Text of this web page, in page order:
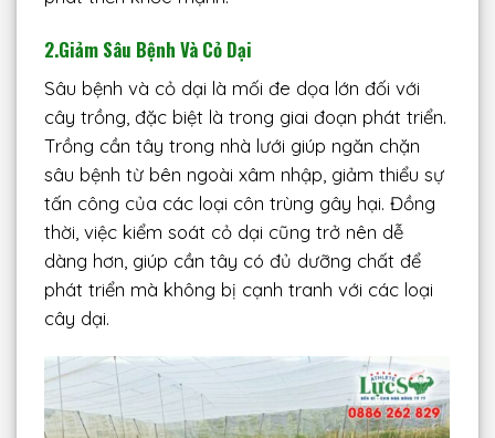
2.Giảm Sâu Bệnh Và Cỏ Dại
Sâu bệnh và cỏ dại là mối đe dọa lớn đối với
cây trồng, đặc biệt là trong giai đoạn phát triển.
Trồng cần tây trong nhà lưới giúp ngăn chặn
sâu bệnh từ bên ngoài xâm nhập, giảm thiểu sự
tấn công của các loại côn trùng gây hại. Đồng
thời, việc kiểm soát cỏ dại cũng trở nên dễ
dàng hơn, giúp cần tây có đủ dưỡng chất để
phát triển mà không bị cạnh tranh với các loại
cây dại.